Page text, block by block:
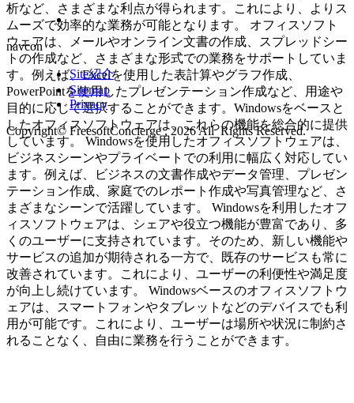
析など、さまざまな利点が得られます。これにより、よりス
ムーズで効率的な業務が可能となります。 オフィスソフト
ウェアは、メールやオンライン文書の作成、スプレッドシー
トの作成など、さまざまな形式での業務をサポートしていま
す。例えば、Excelを使用した表計算やグラフ作成、
PowerPointを使用したプレゼンテーション作成など、用途や
目的に応じて選択することができます。Windowsをベースと
したオフィスソフトウェアは、これらの機能を総合的に提供
しています。 Windowsを使用したオフィスソフトウェアは、
ビジネスシーンやプライベートでの利用に幅広く対応してい
ます。例えば、ビジネスの文書作成やデータ管理、プレゼン
テーション作成、家庭でのレポート作成や写真管理など、さ
まざまなシーンで活躍しています。 Windowsを利用したオフ
ィスソフトウェアは、シェアや役立つ機能が豊富であり、多
くのユーザーに支持されています。そのため、新しい機能や
サービスの追加が期待される一方で、既存のサービスも常に
改善されています。これにより、ユーザーの利便性や満足度
が向上し続けています。 Windowsベースのオフィスソフトウ
ェアは、スマートフォンやタブレットなどのデバイスでも利
用が可能です。これにより、ユーザーは場所や状況に制約さ
れることなく、自由に業務を行うことができます。
navcon
Site紹介
Sitemap
Privacy
Copyright© FreesoftConcierge , 2026 All Rights Reserved.